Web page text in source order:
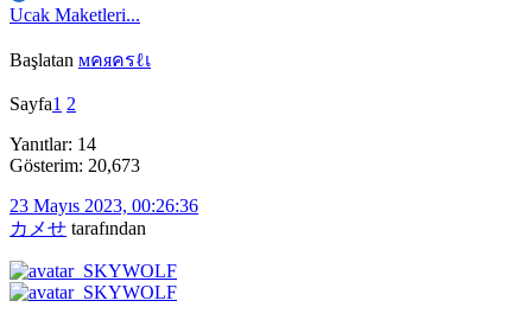
Ucak Maketleri...
Başlatan мคяครℓเ
Sayfa1 2
Yanıtlar: 14
Gösterim: 20,673
23 Mayıs 2023, 00:26:36
カメせ tarafından